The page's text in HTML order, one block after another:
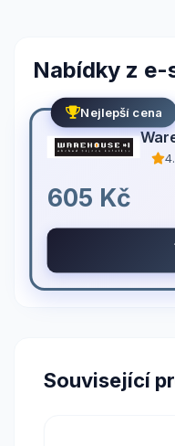
Nabídky z e-
Nejlepší cena
605 Kč
Související